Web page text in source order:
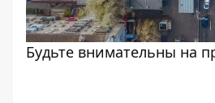
Будьте внимательны на